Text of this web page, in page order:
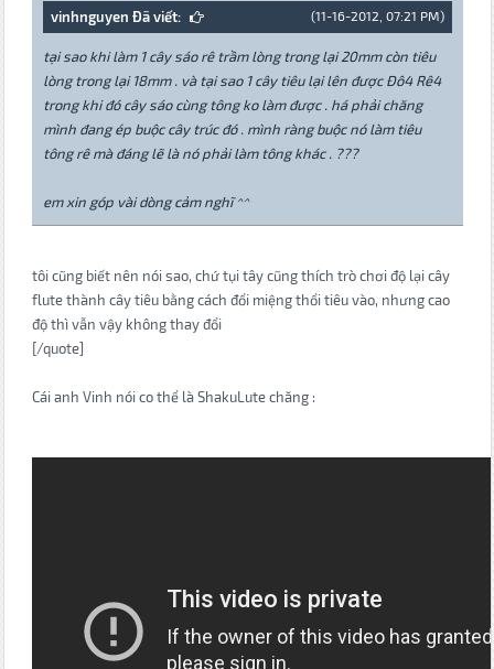
(11-16-2012, 07:21 PM)
vinhnguyen Đã viết:
tại sao khi làm 1 cây sáo rê trầm lòng trong lại 20mm còn tiêu
lòng trong lại 18mm . và tại sao 1 cây tiêu lại lên được Đô4 Rê4
trong khi đó cây sáo cùng tông ko làm được . há phải chăng
mình đang ép buộc cây trúc đó . mình ràng buộc nó làm tiêu
tông rê mà đáng lẽ là nó phải làm tông khác . ???
em xin góp vài dòng cảm nghĩ ^^
tôi cũng biết nên nói sao, chứ tụi tây cũng thích trò chơi độ lại cây
flute thành cây tiêu bằng cách đổi miệng thổi tiêu vào, nhưng cao
độ thì vẫn vậy không thay đổi
[/quote]
Cái anh Vinh nói co thể là ShakuLute chăng :